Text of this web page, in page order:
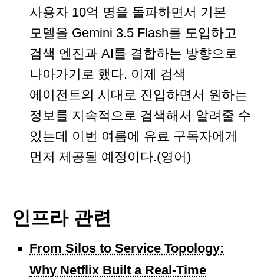
사용자 10억 명을 돌파하면서 기본
모델을 Gemini 3.5 Flash를 도입하고
검색 엔진과 AI를 결합하는 방향으로
나아가기로 했다. 이제 검색
에이전트의 시대로 진입하면서 원하는
정보를 지속적으로 검색해서 알려줄 수
있는데 이번 여름에 유료 구독자에게
먼저 제공될 예정이다.(영어)
인프라 관련
From Silos to Service Topology:
Why Netflix Built a Real-Time